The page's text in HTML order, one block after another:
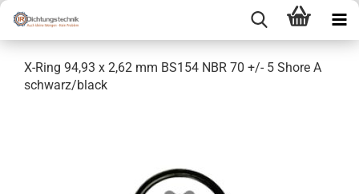
X-Ring 94,93 x 2,62 mm BS154 NBR 70 +/- 5 Shore A
schwarz/black